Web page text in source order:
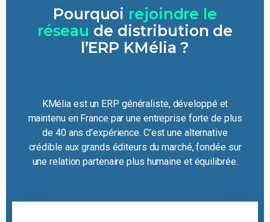
Pourquoi rejoindre le
réseau de distribution de
l’ERP KMélia ?
KMélia est un ERP généraliste, développé et
maintenu en France par une entreprise forte de plus
de 40 ans d’expérience. C’est une alternative
crédible aux grands éditeurs du marché, fondée sur
une relation partenaire plus humaine et équilibrée.